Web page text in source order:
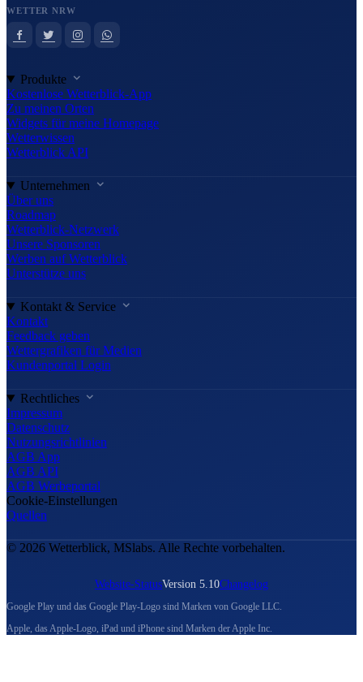
WETTER NRW
Produkte
Kostenlose Wetterblick-App
Zu meinen Orten
Widgets für meine Homepage
Wetterwissen
Wetterblick API
Unternehmen
Über uns
Roadmap
Wetterblick-Netzwerk
Unsere Sponsoren
Werben auf Wetterblick
Unterstütze uns
Kontakt & Service
Kontakt
Feedback geben
Wettergrafiken für Medien
Kundenportal Login
Rechtliches
Impressum
Datenschutz
Nutzungsrichtlinien
AGB App
AGB API
AGB Werbeportal
Cookie-Einstellungen
Quellen
© 2026 Wetterblick, MSlabs. Alle Rechte vorbehalten.
Website-StatusVersion 5.10Changelog
Google Play und das Google Play-Logo sind Marken von Google LLC.
Apple, das Apple-Logo, iPad und iPhone sind Marken der Apple Inc.